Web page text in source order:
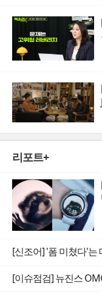
리포트+
[신조어] '폼 미쳤다'는